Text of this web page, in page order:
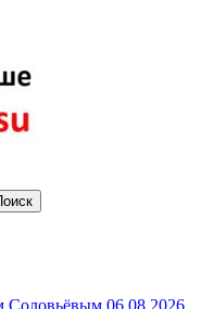
Соловьёвым 06.08.2026